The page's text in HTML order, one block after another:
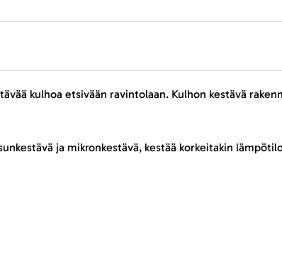
kulhoa etsivään ravintolaan. Kulhon kestävä
ja mikronkestävä, kestää korkeitakin